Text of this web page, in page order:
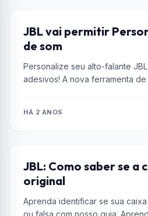
CURIOSIDADES
JBL vai permitir
de som
Personalize seu alto-falante
adesivos! A nova ferramenta de
HÁ 2 ANOS
ALTO FALANTES
JBL: Como saber se a
original
Aprenda identificar se sua
ou falsa com nosso guia.